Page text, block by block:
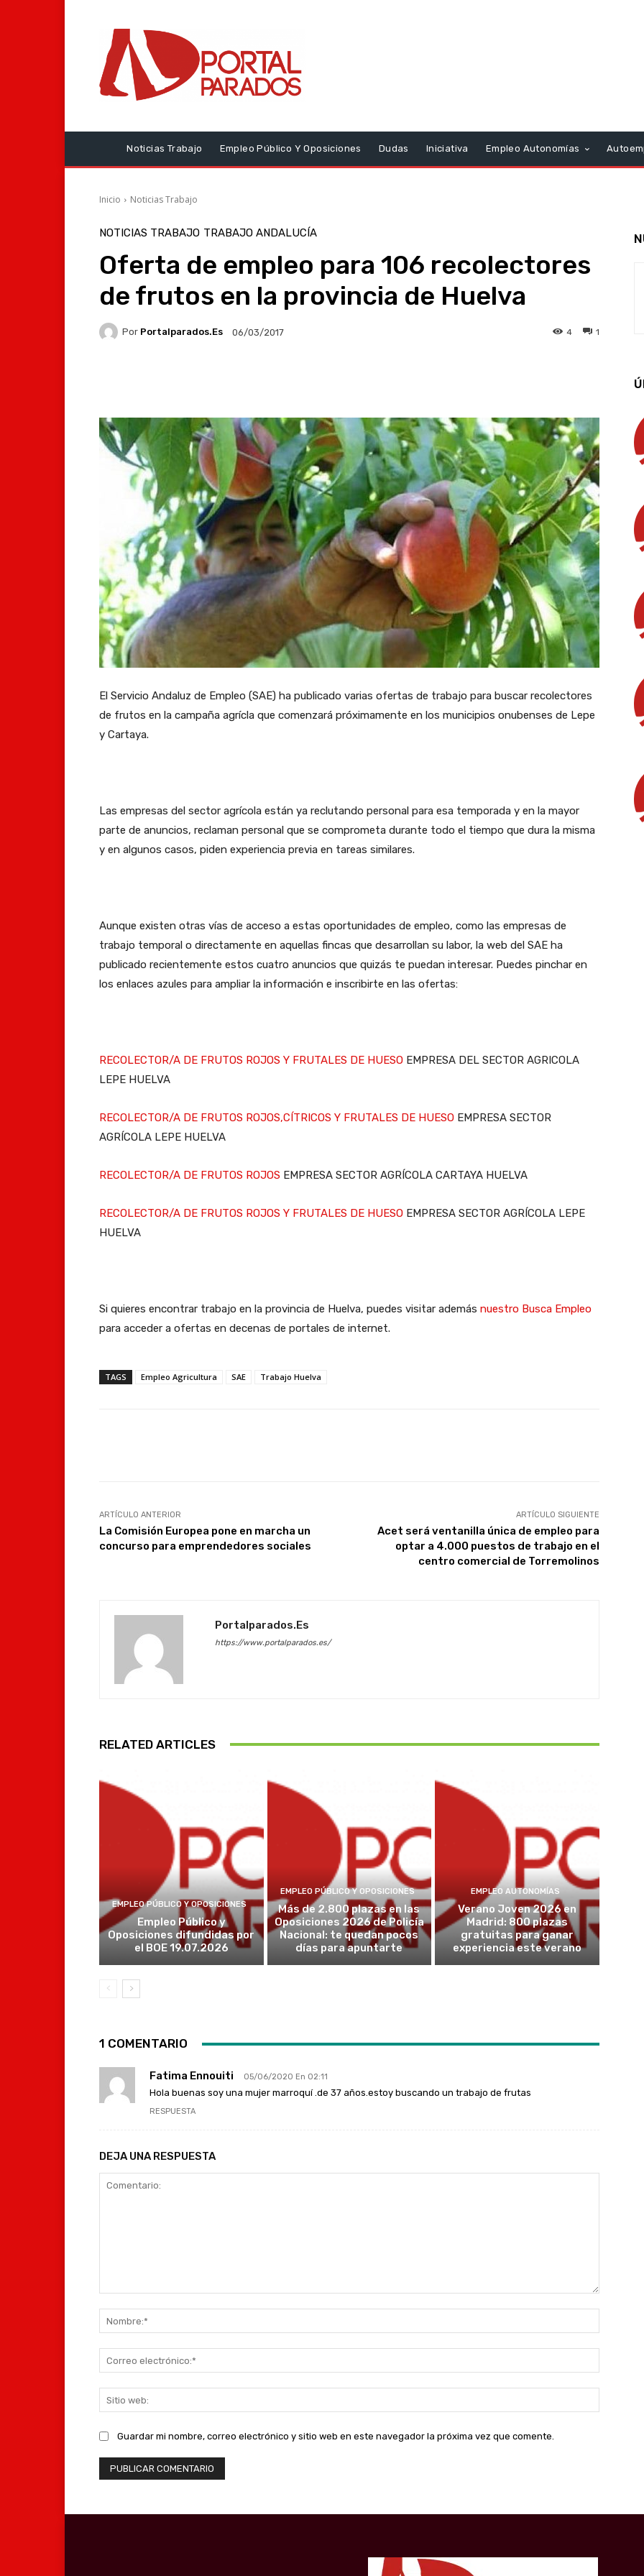
Noticias Trabajo Empleo Público Y Oposiciones Dudas Iniciativa Empleo Autonomías
Inicio Noticias Trabajo
NOTICIAS TRABAJO TRABAJO ANDALUCÍA
Oferta de empleo para 106 recolectores
de frutos en la provincia de Huelva
Por Portalparados.es 06/03/2017 1
4
El Servicio Andaluz de Empleo (SAE) ha publicado varias ofertas de trabajo para buscar recolectores
de frutos en la campaña agrícla que comenzará próximamente en los municipios onubenses de Lepe
y Cartaya.
Las empresas del sector agrícola están ya reclutando personal para esa temporada y en la mayor
parte de anuncios, reclaman personal que se comprometa durante todo el tiempo que dura la misma
y en algunos casos, piden experiencia previa en tareas similares.
Aunque existen otras vías de acceso a estas oportunidades de empleo, como las empresas de
trabajo temporal o directamente en aquellas fincas que desarrollan su labor, la web del SAE ha
publicado recientemente estos cuatro anuncios que quizás te puedan interesar. Puedes pinchar en
los enlaces azules para ampliar la información e inscribirte en las ofertas:
RECOLECTOR/A DE FRUTOS ROJOS Y FRUTALES DE HUESO EMPRESA DEL SECTOR AGRICOLA
LEPE HUELVA
RECOLECTOR/A DE FRUTOS ROJOS,CÍTRICOS Y FRUTALES DE HUESO EMPRESA SECTOR
AGRÍCOLA LEPE HUELVA
RECOLECTOR/A DE FRUTOS ROJOS EMPRESA SECTOR AGRÍCOLA CARTAYA HUELVA
RECOLECTOR/A DE FRUTOS ROJOS Y FRUTALES DE HUESO EMPRESA SECTOR AGRÍCOLA LEPE
HUELVA
Si quieres encontrar trabajo en la provincia de Huelva, puedes visitar además nuestro Busca Empleo
para acceder a ofertas en decenas de portales de internet.
TAGS Empleo Agricultura SAE Trabajo Huelva
ARTÍCULO ANTERIOR
La Comisión Europea pone en marcha un
concurso para emprendedores sociales
ARTÍCULO SIGUIENTE
Acet será ventanilla única de empleo para
optar a 4.000 puestos de trabajo en el
centro comercial de Torremolinos
Portalparados.es
https://www.portalparados.es/
RELATED ARTICLES
EMPLEO PÚBLICO Y OPOSICIONES
Empleo Público y
Oposiciones difundidas por
el BOE 19.07.2026
EMPLEO PÚBLICO Y OPOSICIONES
Más de 2.800 plazas en las
Oposiciones 2026 de Policía
Nacional: te quedan pocos
días para apuntarte
EMPLEO AUTONOMÍAS
Verano Joven 2026 en
Madrid: 800 plazas
gratuitas para ganar
experiencia este verano
1 COMENTARIO
Fatima Ennouiti 05/06/2020 En 02:11
Hola buenas soy una mujer marroquí .de 37 años.estoy buscando un trabajo de frutas
RESPUESTA
DEJA UNA RESPUESTA
web:
Guardar mi nombre, correo electrónico y sitio web en este navegador la próxima vez que comente.